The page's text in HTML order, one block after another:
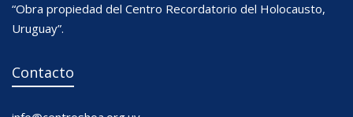
“Obra propiedad del Centro Recordatorio del Holocausto,
Uruguay”.
Contacto